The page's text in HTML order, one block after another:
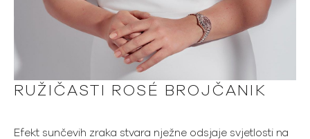
RUŽIČASTI ROSÉ BROJČANIK
Efekt sunčevih zraka stvara nježne odsjaje svjetlosti na